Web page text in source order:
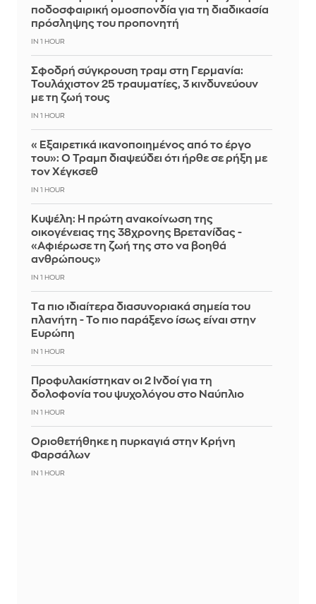
ποδοσφαιρική ομοσπονδία για τη διαδικασία
πρόσληψης του προπονητή
IN 1 HOUR
Σφοδρή σύγκρουση τραμ στη Γερμανία:
Τουλάχιστον 25 τραυματίες, 3 κινδυνεύουν
με τη ζωή τους
IN 1 HOUR
«Εξαιρετικά ικανοποιημένος από το έργο
του»: Ο Τραμπ διαψεύδει ότι ήρθε σε ρήξη με
τον Χέγκσεθ
IN 1 HOUR
Κυψέλη: Η πρώτη ανακοίνωση της
οικογένειας της 38χρονης Βρετανίδας -
«Αφιέρωσε τη ζωή της στο να βοηθά
ανθρώπους»
IN 1 HOUR
Tα πιο ιδιαίτερα διασυνοριακά σημεία του
πλανήτη - Το πιο παράξενο ίσως είναι στην
Ευρώπη
IN 1 HOUR
Προφυλακίστηκαν οι 2 Ινδοί για τη
δολοφονία του ψυχολόγου στο Ναύπλιο
IN 1 HOUR
Οριοθετήθηκε η πυρκαγιά στην Κρήνη
Φαρσάλων
IN 1 HOUR